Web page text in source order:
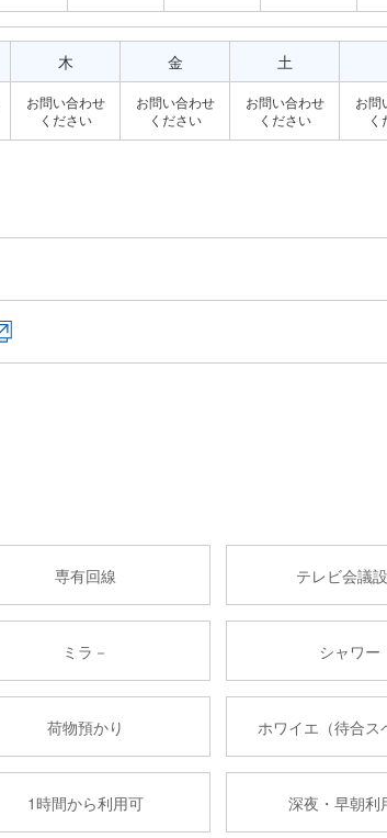
木
お問い合わせ
ください
金
お問い合わせ
ください
土
お問い合わせ
ください
お問
く
専有回線 テレビ会議
ミラ－ シャワー
荷物預かり ホワイエ（待合ス
1時間から利用可 深夜・早朝利